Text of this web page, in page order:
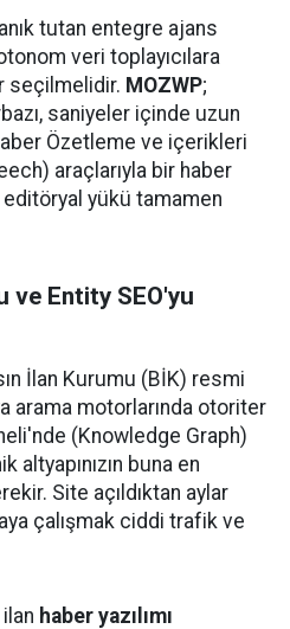
tutan entegre ajans
veri toplayıcılara
seçilmelidir. MOZWP;
saniyeler içinde uzun
Özetleme ve içerikleri
araçlarıyla bir haber
editöryal yükü tamamen
ve Entity SEO'yu
İlan Kurumu (BİK) resmi
arama motorlarında otoriter
(Knowledge Graph)
altyapınızın buna en
Site açıldıktan aylar
çalışmak ciddi trafik ve
haber yazılımı